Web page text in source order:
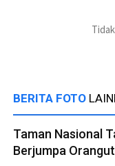
BERITA FOTO
Taman Nasional
Berjumpa